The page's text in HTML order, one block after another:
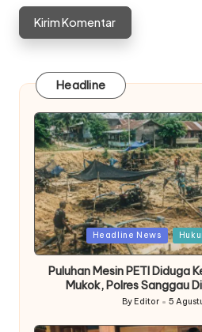
Headline
Posted
in
Headline News
Puluhan Mesin PETI Diduga
Mukok, Polres Sanggau
Posted
By Editor 5